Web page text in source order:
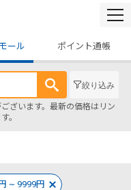
モール ポイント通帳
絞り込み
ざいます。最新の価格はリン
。
~ 9999円